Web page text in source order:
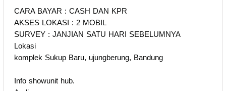
CARA BAYAR : CASH DAN KPR
AKSES LOKASI : 2 MOBIL
SURVEY : JANJIAN SATU HARI SEBELUMNYA
Lokasi
komplek Sukup Baru, ujungberung, Bandung
Info showunit hub.